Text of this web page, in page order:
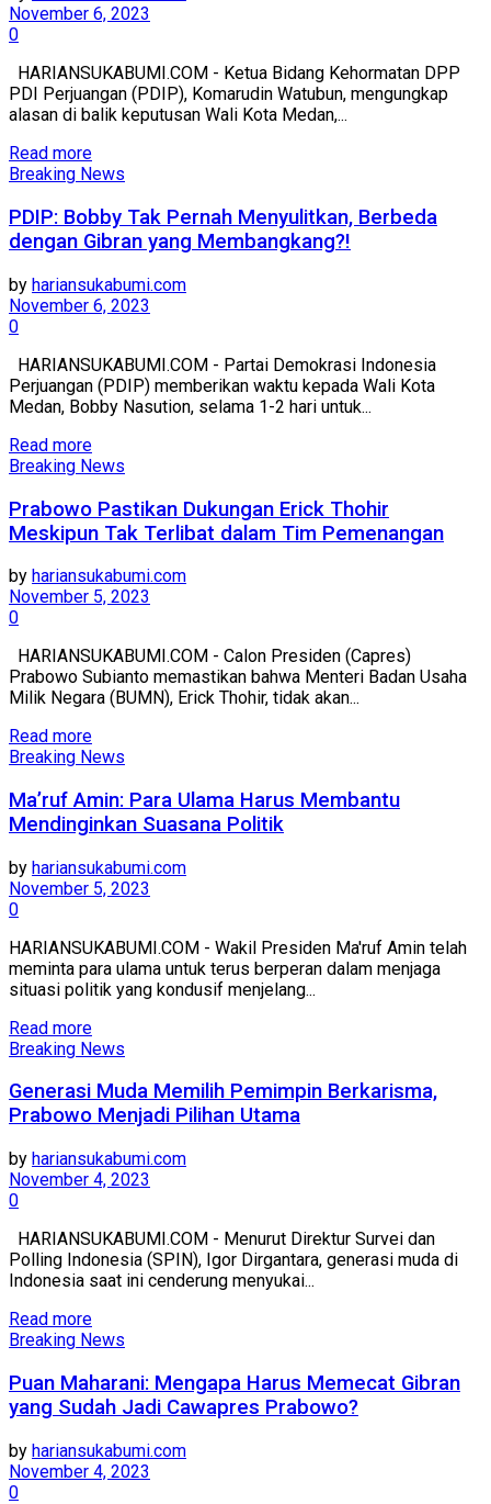
November 6, 2023
0
HARIANSUKABUMI.COM - Ketua Bidang Kehormatan DPP
PDI Perjuangan (PDIP), Komarudin Watubun, mengungkap
alasan di balik keputusan Wali Kota Medan,...
Read more
Breaking News
PDIP: Bobby Tak Pernah Menyulitkan, Berbeda
dengan Gibran yang Membangkang?!
by hariansukabumi.com
November 6, 2023
0
HARIANSUKABUMI.COM - Partai Demokrasi Indonesia
Perjuangan (PDIP) memberikan waktu kepada Wali Kota
Medan, Bobby Nasution, selama 1-2 hari untuk...
Read more
Breaking News
Prabowo Pastikan Dukungan Erick Thohir
Meskipun Tak Terlibat dalam Tim Pemenangan
by hariansukabumi.com
November 5, 2023
0
HARIANSUKABUMI.COM - Calon Presiden (Capres)
Prabowo Subianto memastikan bahwa Menteri Badan Usaha
Milik Negara (BUMN), Erick Thohir, tidak akan...
Read more
Breaking News
Ma’ruf Amin: Para Ulama Harus Membantu
Mendinginkan Suasana Politik
by hariansukabumi.com
November 5, 2023
0
HARIANSUKABUMI.COM - Wakil Presiden Ma'ruf Amin telah
meminta para ulama untuk terus berperan dalam menjaga
situasi politik yang kondusif menjelang...
Read more
Breaking News
Generasi Muda Memilih Pemimpin Berkarisma,
Prabowo Menjadi Pilihan Utama
by hariansukabumi.com
November 4, 2023
0
HARIANSUKABUMI.COM - Menurut Direktur Survei dan
Polling Indonesia (SPIN), Igor Dirgantara, generasi muda di
Indonesia saat ini cenderung menyukai...
Read more
Breaking News
Puan Maharani: Mengapa Harus Memecat Gibran
yang Sudah Jadi Cawapres Prabowo?
by hariansukabumi.com
November 4, 2023
0